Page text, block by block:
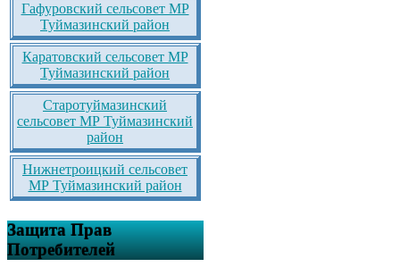
Гафуровский сельсовет МР
Туймазинский район
Каратовский сельсовет МР
Туймазинский район
Старотуймазинский
сельсовет МР Туймазинский
район
Нижнетроицкий сельсовет
МР Туймазинский район
Защита Прав
Потребителей